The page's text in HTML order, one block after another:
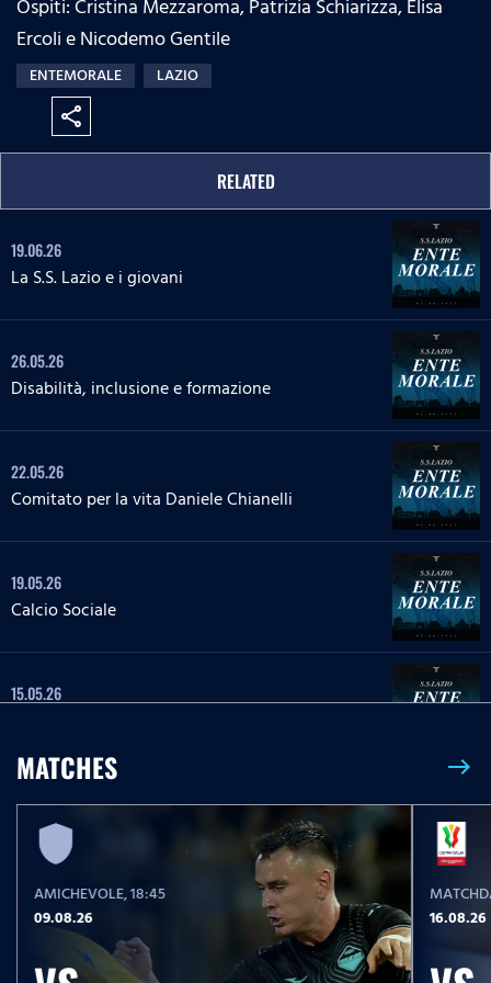
:
0
s
s
Ospiti: Cristina Mezzaroma, Patrizia Schiarizza, Elisa
Ercoli e Nicodemo Gentile
ENTEMORALE LAZIO
share
RELATED
19.06.26
La S.S. Lazio e i giovani
26.05.26
Disabilità, inclusione e formazione
22.05.26
Comitato per la vita Daniele Chianelli
19.05.26
Calcio Sociale
15.05.26
Impegno sociale Parma, Hamrun Spartans,
Guidonia Montecelio
05.05.26
Spettro autistico
MATCHES east
AMICHEVOLE, 18:45
09.08.26
16.08.26